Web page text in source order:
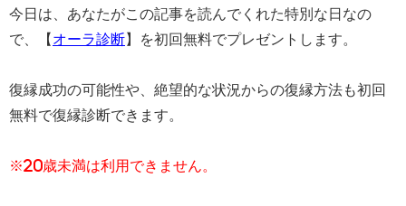
今日は、あなたがこの記事を読んでくれた特別な日なの
で、【 オーラ診断】を初回無料でプレゼントします。
復縁成功の可能性や、絶望的な状況からの復縁方法も初回
無料で復縁診断できます。
※20歳未満は利用できません。